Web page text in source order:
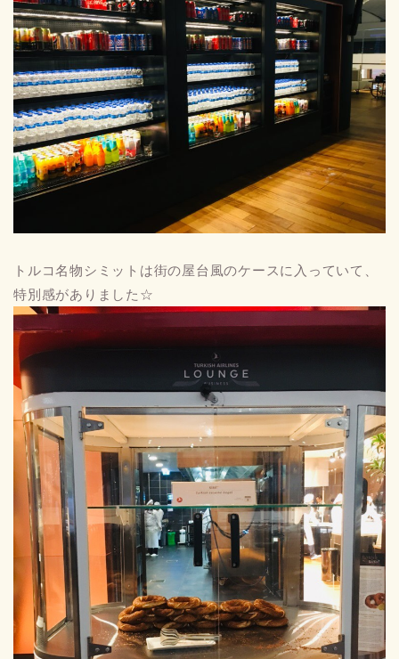
トルコ名物シミットは街の屋台風のケースに入っていて、
特別感がありました☆